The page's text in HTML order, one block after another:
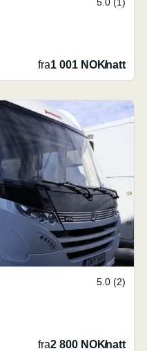
fra1 001 NOK/natt
5.0 (2)
fra2 800 NOK/natt